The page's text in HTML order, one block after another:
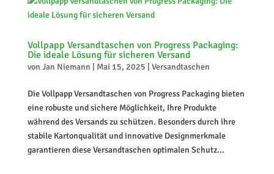
Vollpapp Versandtaschen von Progress Packaging:
Die ideale Lösung für sicheren Versand
von Jan Niemann Mai 15, 2025 Versandtaschen
Die Vollpapp Versandtaschen von Progress Packaging bieten
eine robuste und sichere Möglichkeit, Ihre Produkte
während des Versands zu schützen. Besonders durch ihre
stabile Kartonqualität und innovative Designmerkmale
garantieren diese Versandtaschen optimalen Schutz...